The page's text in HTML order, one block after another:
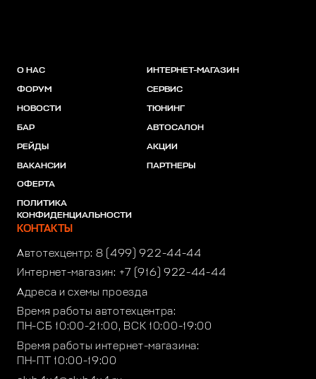
О НАС
ФОРУМ
НОВОСТИ
БАР
РЕЙДЫ
ВАКАНСИИ
ОФЕРТА
ПОЛИТИКА
КОНФИДЕНЦИАЛЬНОСТИ
ИНТЕРНЕТ-МАГАЗИН
СЕРВИС
ТЮНИНГ
АВТОСАЛОН
АКЦИИ
ПАРТНЕРЫ
КОНТАКТЫ
Автотехцентр: 8 (499) 922-44-44
Интернет-магазин: +7 (916) 922-44-44
Адреса и схемы проезда
Время работы автотехцентра:
ПН-СБ 10:00-21:00, ВСК 10:00-19:00
Время работы интернет-магазина:
ПН-ПТ 10:00-19:00